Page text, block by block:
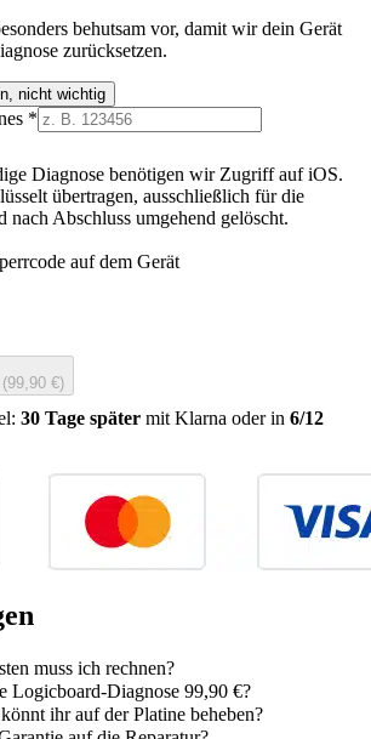
behutsam vor, damit wir dein Gerät
zurücksetzen.
nicht wichtig
*
Diagnose benötigen wir Zugriff auf iOS.
übertragen, ausschließlich für die
nach Abschluss umgehend gelöscht.
auf dem Gerät
€)
30 Tage später mit Klarna oder in 6/12
muss ich rechnen?
Logicboard-Diagnose 99,90 €?
ihr auf der Platine beheben?